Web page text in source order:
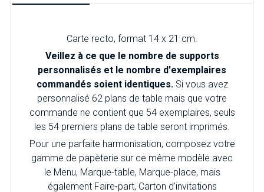
Carte recto, format 14 x 21 cm.
Veillez à ce que le nombre de supports
personnalisés et le nombre d'exemplaires
commandés soient identiques.Si vous avez
personnalisé 62 plans de table mais que votre
commande ne contient que 54 exemplaires, seuls
les 54 premiers plans de table seront imprimés.
Pour une parfaite harmonisation, composez votre
gamme de papèterie sur ce même modèle avec
le Menu, Marque-table, Marque-place, mais
également Faire-part, Carton d’invitations